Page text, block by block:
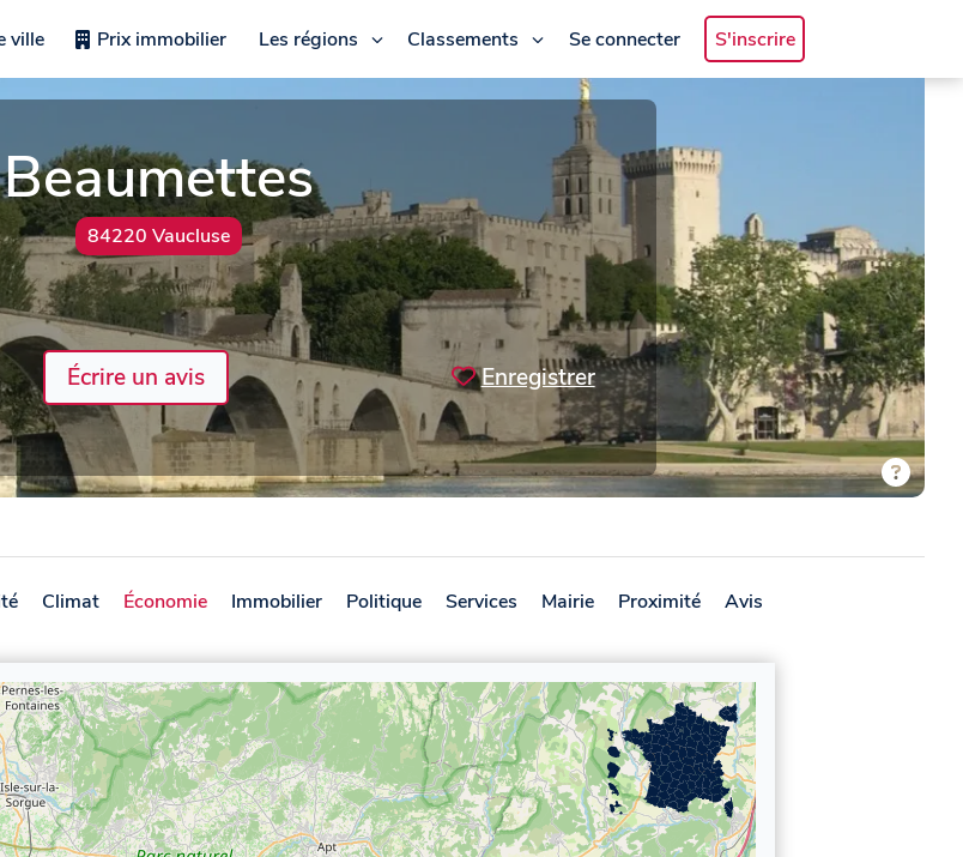
ville Prix immobilier Les régions Classements Se connecter S'inscrire
Beaumettes
84220 Vaucluse
Écrire un avis Enregistrer
Climat Économie Immobilier Politique Services Mairie Proximité Avis